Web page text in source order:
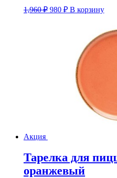
1,960₽ Первоначальная
980 ₽Текущая
цена:
В корзину
Акция
Тарелка для
оранжевый